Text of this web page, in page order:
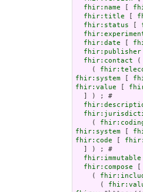
fhir:name [
fhir:title [
fhir:status [
fhir:date [
fhir:publisher
fhir:contact (
    (
fhir:system [
fhir:value [
  ] ) ; #
    (
fhir:system [
fhir:code [
  ] ) ; #
fhir:immutable
fhir:compose [
    (
      (